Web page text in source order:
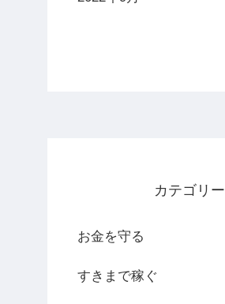
カテゴリー
お金を守る
すきまで稼ぐ